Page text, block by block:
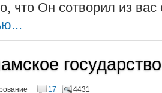
что Он сотворил из вас
17 4431